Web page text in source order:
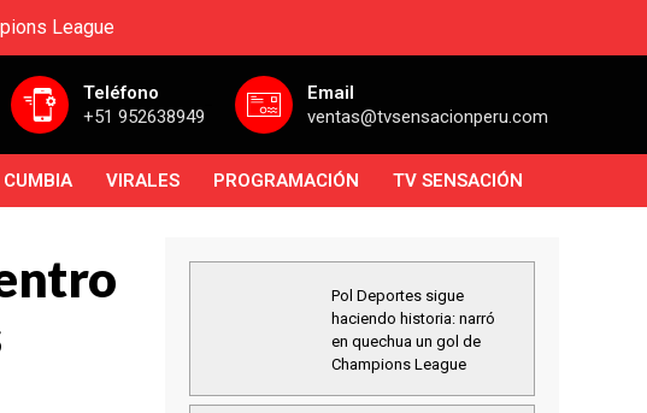
League
Teléfono
+51 952638949
Email
ventas@tvsensacionperu.com
CUMBIA VIRALES PROGRAMACIÓN TV SENSACIÓN
Pol Deportes sigue
haciendo historia: narró
en quechua un gol de
Champions League